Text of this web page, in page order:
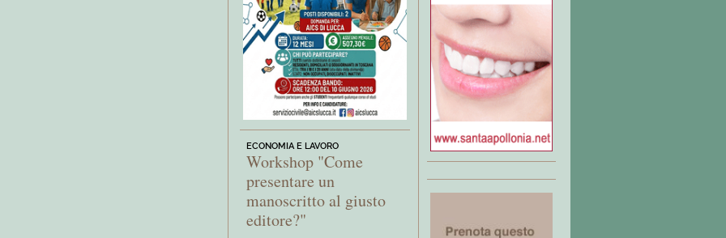
ECONOMIA E LAVORO
Workshop "Come
presentare un
manoscritto al giusto
editore?"